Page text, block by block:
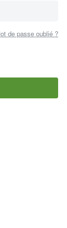
Mot de passe oublié ?